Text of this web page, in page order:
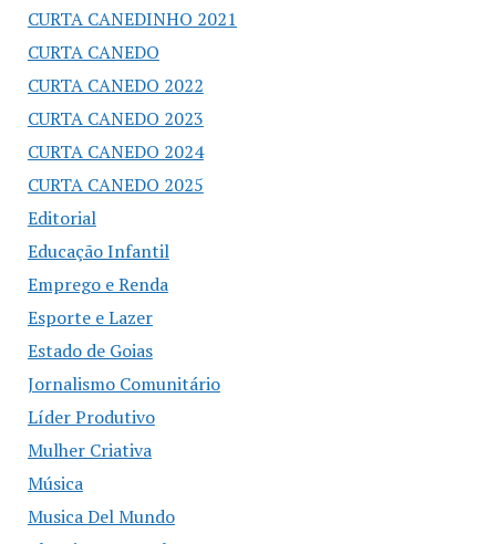
CURTA CANEDINHO 2021
CURTA CANEDO
CURTA CANEDO 2022
CURTA CANEDO 2023
CURTA CANEDO 2024
CURTA CANEDO 2025
Editorial
Educação Infantil
Emprego e Renda
Esporte e Lazer
Estado de Goias
Jornalismo Comunitário
Líder Produtivo
Mulher Criativa
Música
Musica Del Mundo